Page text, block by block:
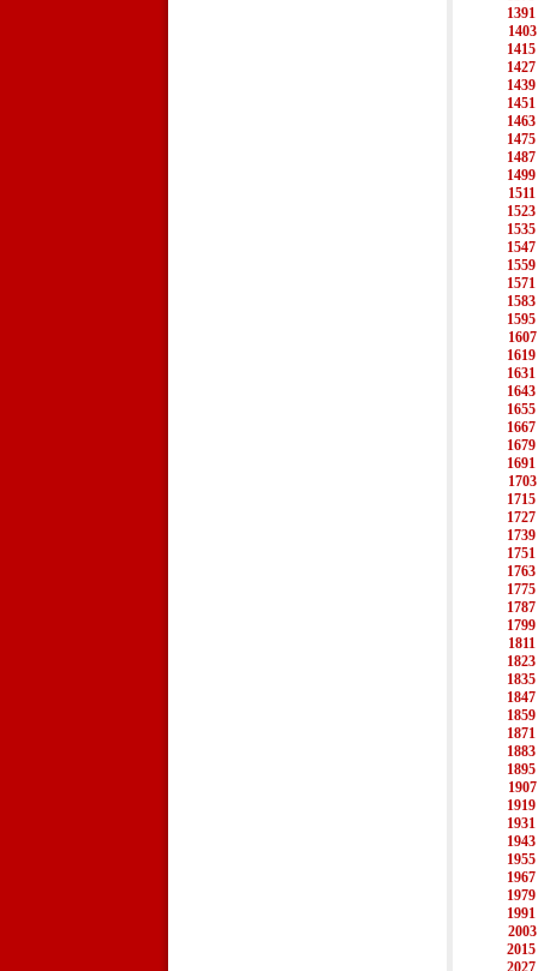
1391
1403
1415
1427
1439
1451
1463
1475
1487
1499
1511
1523
1535
1547
1559
1571
1583
1595
1607
1619
1631
1643
1655
1667
1679
1691
1703
1715
1727
1739
1751
1763
1775
1787
1799
1811
1823
1835
1847
1859
1871
1883
1895
1907
1919
1931
1943
1955
1967
1979
1991
2003
2015
2027